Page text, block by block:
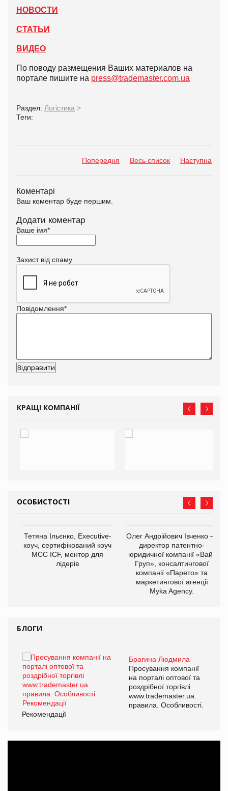
НОВОСТИ
СТАТЬИ
ВИДЕО
По поводу размещения Ваших материалов на
портале пишите на press@trademaster.com.ua
Раздел: Логістика >
Теги:
Попередня Весь список Наступна
Коментарі
Ваш коментар буде першим.
Додати коментар
Ваше імя*
Захист від спаму
Повідомлення*
КРАЩІ КОМПАНІЇ
ОСОБИСТОСТІ
Тетяна Ільєнко, Executive-
коуч, сертифікований коуч
МСС ICF, ментор для
лідерів
Олег Андрійович Івченко —
директор патентно-
юридичної компанії «Вайз
Груп», консалтингової
компанії «Парето» та
маркетингової агенції
Myka Agency.
БЛОГИ
Брагина Людмила
Просування компанії
на порталі оптової та
роздрібної торгівлі
www.trademaster.ua.
правила. Особливості.
Рекомендації